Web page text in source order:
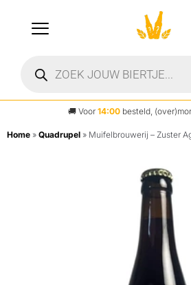
🚚 Voor 14:00 besteld,
Home » Quadrupel » Muifelbrouwerij – Zuster